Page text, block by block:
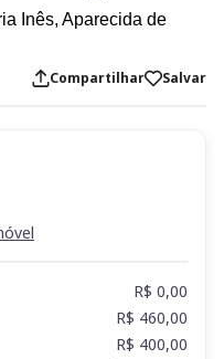
Inês, Aparecida de
Compartilhar Salvar
R$ 0,00
R$ 460,00
R$ 400,00